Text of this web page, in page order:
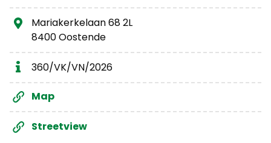
Mariakerkelaan 68 2L
8400 Oostende
360/VK/VN/2026
Map
Streetview